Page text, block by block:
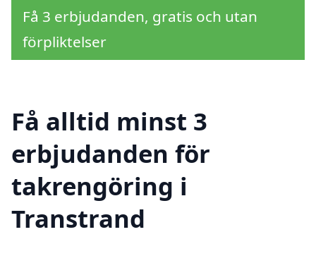
Få 3 erbjudanden, gratis och utan
förpliktelser
Få alltid minst 3
erbjudanden för
takrengöring i
Transtrand